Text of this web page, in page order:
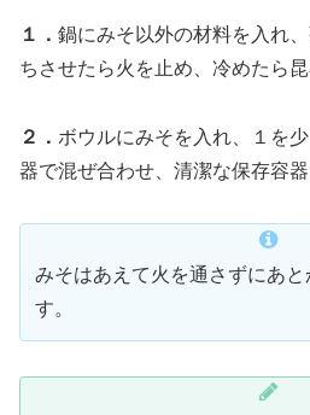
１． 鍋にみそ以外の材料を入れ
ちさせたら火を止め、冷めたら昆
２． ボウルにみそを入れ、１を
器で混ぜ合わせ、清潔な保存容器
みそはあえて火を通さずにあ
す。